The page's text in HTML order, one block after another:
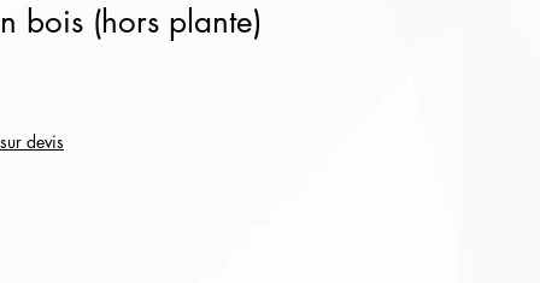
bois (hors plante)
devis